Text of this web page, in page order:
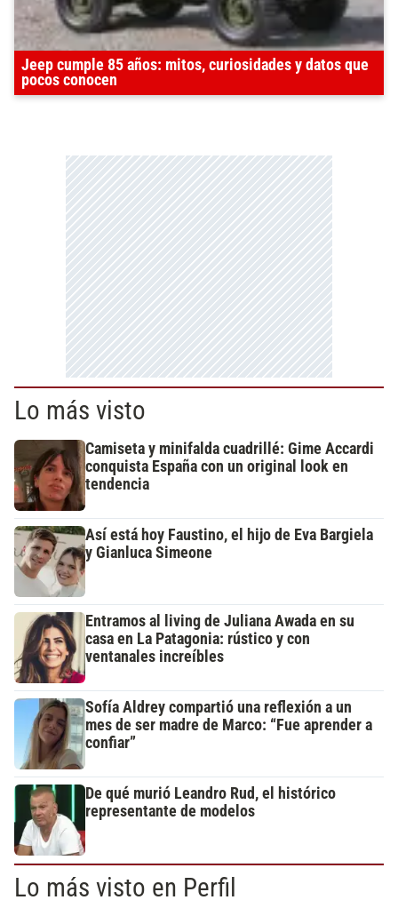
Jeep cumple 85 años: mitos, curiosidades y datos que
pocos conocen
Lo más visto
Camiseta y minifalda cuadrillé: Gime Accardi
conquista España con un original look en
tendencia
Así está hoy Faustino, el hijo de Eva Bargiela
y Gianluca Simeone
Entramos al living de Juliana Awada en su
casa en La Patagonia: rústico y con
ventanales increíbles
Sofía Aldrey compartió una reflexión a un
mes de ser madre de Marco: “Fue aprender a
confiar”
De qué murió Leandro Rud, el histórico
representante de modelos
Lo más visto en Perfil